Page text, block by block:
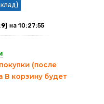
9] на 10:27:55
(после
В корзину будет